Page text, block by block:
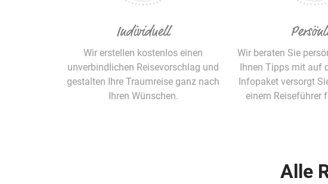
Individuell
Wir erstellen kostenlos einen
unverbindlichen Reisevorschlag und
gestalten Ihre Traumreise ganz nach
Ihren Wünschen.
Wir beraten Sie
Ihnen Tipps mit auf
Infopaket versorgt
einem Reiseführer
Alle